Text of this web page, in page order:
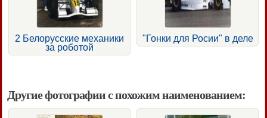
2 Белорусские механики
за роботой
"Гонки для Росии" в деле
Другие фотографии с похожим наименованием: